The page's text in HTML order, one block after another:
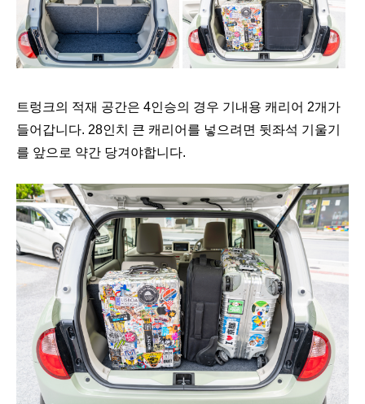
트렁크의 적재 공간은 4인승의 경우 기내용 캐리어 2개가
들어갑니다. 28인치 큰 캐리어를 넣으려면 뒷좌석 기울기
를 앞으로 약간 당겨야합니다.